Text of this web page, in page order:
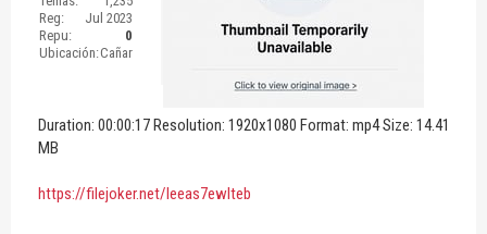
Reg:
Jul 2023
Repu:
0
Ubicación:Cañar
Duration: 00:00:17 Resolution: 1920x1080 Format: mp4 Size: 14.41
MB
https://filejoker.net/leeas7ewlteb